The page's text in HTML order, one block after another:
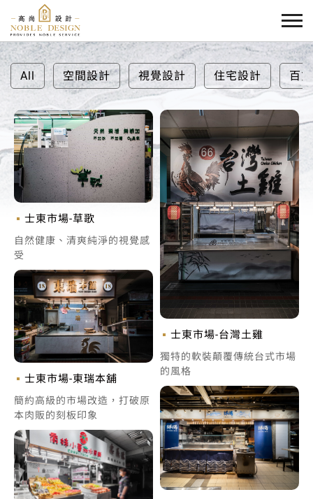
All 空間設計 視覺設計 住宅設計 百
士東市場-草歌
自然健康、清爽純淨的視覺感
受
士東市場-台灣土雞
獨特的軟裝顛覆傳統台式市場
的風格
士東市場-東瑞本舖
簡約高級的市場改造，打破原
本肉販的刻板印象